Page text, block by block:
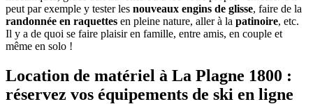
peut par exemple y tester les nouveaux engins de glisse, faire de la
randonnée en raquettes en pleine nature, aller à la patinoire, etc.
Il y a de quoi se faire plaisir en famille, entre amis, en couple et
même en solo !
Location de matériel à La Plagne 1800 :
réservez vos équipements de ski en ligne